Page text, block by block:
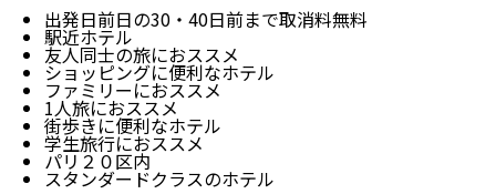
出発日前日の30・40日前まで取消料無料
駅近ホテル
友人同士の旅におススメ
ショッピングに便利なホテル
ファミリーにおススメ
1人旅におススメ
街歩きに便利なホテル
学生旅行におススメ
パリ２０区内
スタンダードクラスのホテル